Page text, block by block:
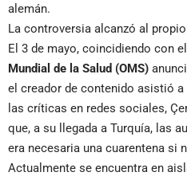
alemán.
La controversia alcanzó al
El 3 de mayo, coincidiendo con
Mundial de la Salud (OMS)
el creador de contenido asistió
las críticas en redes sociales,
que, a su llegada a Turquía, las
era necesaria una cuarentena si
Actualmente se encuentra en